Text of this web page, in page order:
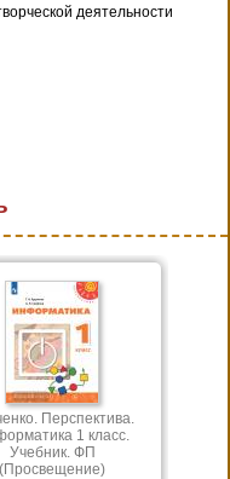
деятельности
Перспектива.
1 класс.
Учебник. ФП
(Просвещение)